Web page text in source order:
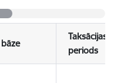
Taksācijas
periods